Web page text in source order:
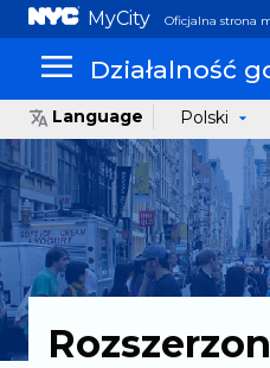
MyCity Oficjalna strona
Działalność
Language Polski